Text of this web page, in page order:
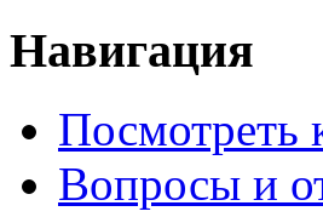
Навигация
Посмотреть
Вопросы и